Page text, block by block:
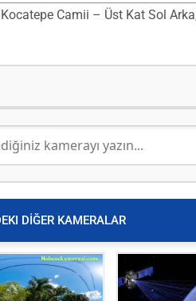
Camii – Üst Kat Sol
DİĞER KAMERALAR